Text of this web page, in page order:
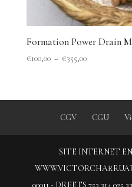
Formation Power Drain
€100,00 – €355,00Plage
€100,00
CGV CGU
SITE INTERNET
00011 - DREETS 753 314